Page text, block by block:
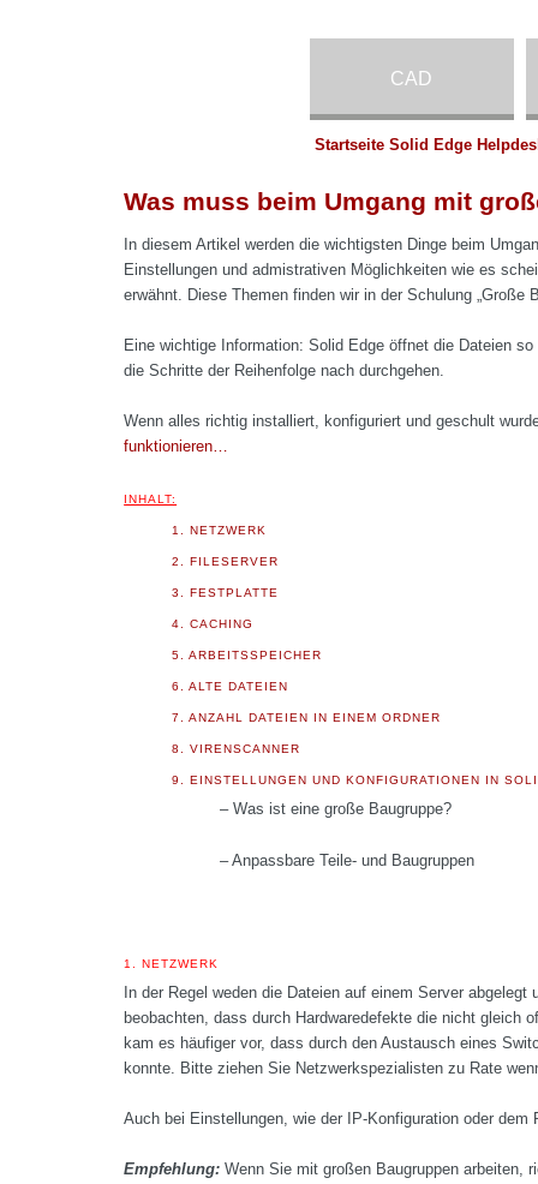
CAD
Startseite Solid Edge
Was muss beim Umgang mit
In diesem Artikel werden die wichtigsten Dinge beim
Einstellungen und admistrativen Möglichkeiten wie es
erwähnt. Diese Themen finden wir in der Schulung „Große
Eine wichtige Information: Solid Edge öffnet die Dateien
die Schritte der Reihenfolge nach durchgehen.
Wenn alles richtig installiert, konfiguriert und geschult
funktionieren…
INHALT:
1. NETZWERK
2. FILESERVER
3. FESTPLATTE
4. CACHING
5. ARBEITSSPEICHER
6. ALTE DATEIEN
7. ANZAHL DATEIEN IN EINEM ORDNER
8. VIRENSCANNER
9. EINSTELLUNGEN UND KONFIGURATIONEN IN
– Was ist eine große Baugruppe?
– Anpassbare Teile- und Baugruppen
1.NETZWERK
In der Regel weden die Dateien auf einem Server
beobachten, dass durch Hardwaredefekte die nicht gleich
kam es häufiger vor, dass durch den Austausch eines
konnte. Bitte ziehen Sie Netzwerkspezialisten zu Rate
Auch bei Einstellungen, wie der IP-Konfiguration oder
Empfehlung: Wenn Sie mit großen Baugruppen arbeiten,